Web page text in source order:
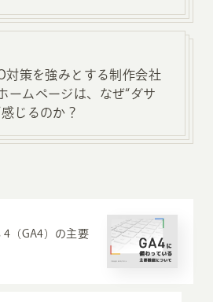
対策を強みとする制作会社
ームページは、なぜ“ダサ
感じるのか？
4（GA4）の主要